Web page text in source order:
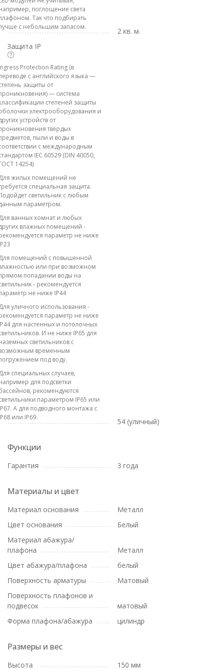
поглощение света
Так что подбирать
с небольшим запасом.
2 кв. м.
Защита IP
Protection Rating (в
с английского языка —
защиты от
— система
степеней защиты
электрооборудования и
устройств от
твёрдых
пыли и воды в
с международным
IEC 60529 (DIN 40050,
14254)
жилых помещений не
специальная защита.
светильник с любым
параметром.
ванных комнат и любых
влажных помещений -
параметр не ниже
помещений с повышенной
или при возможном
попадании воды на
- рекомендуется
не ниже IP44
уличного использования -
параметр не ниже
для настенных и потолочных
И не ниже IP65 для
светильников с
временным
под воду.
специальных случаев,
для подсветки
рекомендуются
параметром IP65 или
А для подводного монтажа с
или IP69.
54 (уличный)
Функции
Гарантия 3 года
Материалы и цвет
Материал основания
Металл
Цвет основания
Белый
Материал абажура/
плафона
Металл
Цвет абажура/плафона
белый
Поверхность арматуры
Матовый
Поверхность плафонов и
подвесок
матовый
Форма плафона/абажура
цилиндр
Размеры и вес
Высота
150 мм